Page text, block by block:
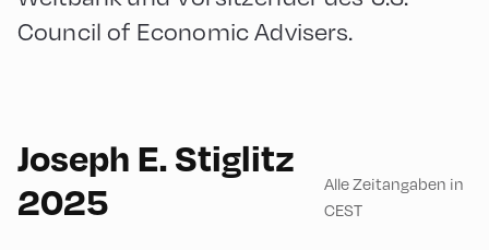
Council of Economic Advisers.
Joseph E. Stiglitz
2025
Alle Zeitangaben in
CEST